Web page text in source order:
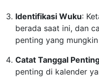
Identifikasi Wuku:
berada saat ini, dan
penting yang
Catat Tanggal
penting di kalender